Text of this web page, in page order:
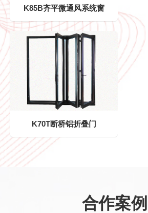
K85B齐平微通风系统窗
K70T断桥铝折叠门
合作案例